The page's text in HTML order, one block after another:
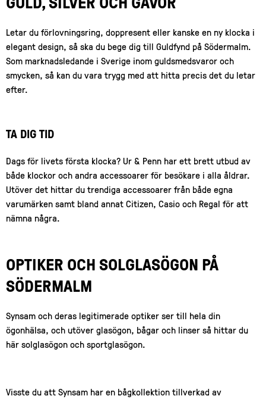
Letar du förlovningsring, doppresent eller kanske en ny klocka i
elegant design, så ska du bege dig till Guldfynd på Södermalm.
Som marknadsledande i Sverige inom guldsmedsvaror och
smycken, så kan du vara trygg med att hitta precis det du letar
efter.
TA DIG TID
Dags för livets första klocka? Ur & Penn har ett brett utbud av
både klockor och andra accessoarer för besökare i alla åldrar.
Utöver det hittar du trendiga accessoarer från både egna
varumärken samt bland annat Citizen, Casio och Regal för att
nämna några.
OPTIKER OCH SOLGLASÖGON PÅ
SÖDERMALM
Synsam och deras legitimerade optiker ser till hela din
ögonhälsa, och utöver glasögon, bågar och linser så hittar du
här solglasögon och sportglasögon.
Visste du att Synsam har en bågkollektion tillverkad av